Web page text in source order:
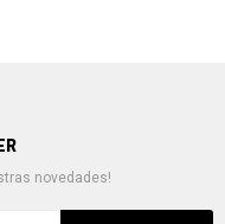
novedades!